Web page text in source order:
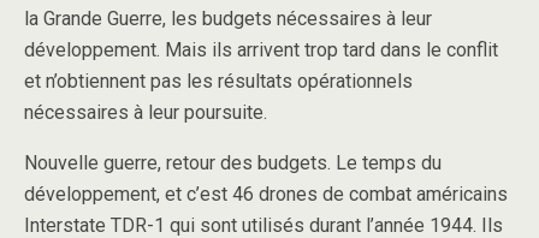
la Grande Guerre, les budgets nécessaires à leur
développement. Mais ils arrivent trop tard dans le conflit
et n’obtiennent pas les résultats opérationnels
nécessaires à leur poursuite.
Nouvelle guerre, retour des budgets. Le temps du
développement, et c’est 46 drones de combat américains
Interstate TDR-1 qui sont utilisés durant l’année 1944. Ils